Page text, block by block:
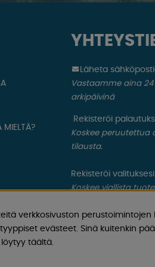
MIELTÄ?
Läheta
Vastaamme aina
arkipäivinä
Rekisteröi
Koskee peruutettua
tilausta.
Rekisteröi valituksesi
Koskee viallista
verkkosivuston
evästeet. Sinä kuitenkin
täältä.